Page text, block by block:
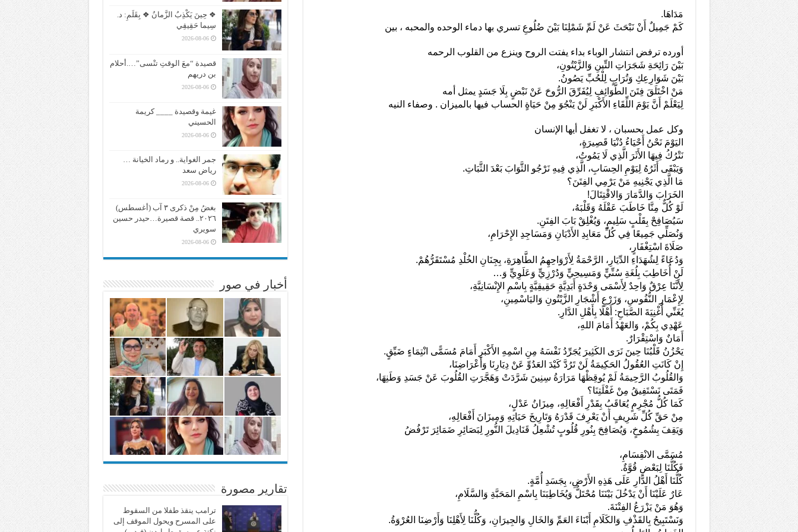
مَدَاهَا.
كَمْ جَمِيلٌ أَنْ نَبْحَثَ عَنْ لَمِّ شَمْلِنَا بَيْنَ ضُلُوعِ تسري بها دماء الوحده والمحبه ، بين
أورده ترفض انتشار الوباء بداء يفتت الروح وينزع من القلوب الرحمه
بَيْنَ رَائِحَةِ شَجَرَاتِ التِّينِ وَالزَّيْتُونِ،
بَيْنَ شَوَارِعِكِ وَتُرَابٍ لِلْحُبِّ يَصُونُ.
مَنْ اخْتَلَقَ فِتَنَ الطَّوَائِفِ لِيُفَرِّقَ الرُّوحَ عَنْ نَبْضٍ بِلَا جَسَدٍ يمثل أمه
لِيَعْلَمْ أَنَّ يَوْمَ اللِّقَاءِ الأَكْبَرِ لَنْ يَنْجُوَ مِنْ حَيَاةٍ الحساب فيها بالميزان . وصفاء النيه
وكل عمل بحسبان ، لا تغفل أيها الإنسان
اليَوْمَ نَحْنُ أَحْيَاءُ دُنْيَا قَصِيرَةٍ،
نَتْرُكُ فِيهَا الأَثَرَ الَّذِي لَا يَمُوتُ،
وَيَبْقَى أَثَرُهُ لِيَوْمِ الحِسَابِ، الَّذِي فِيهِ نَرْجُو الثَّوَابَ بَعْدَ الثَّبَاتِ.
مَا الَّذِي يَجْنِيهِ مَنْ يَرْمِي الفِتَنَ؟
الخَرَابَ وَالدَّمَارَ وَالاقْتِتَالَ!
لَوْ كُلٌّ مِنَّا خَاطَبَ عَقْلَهُ وَقَلْبَهُ،
سَيُصَافِحْ بِقَلْبٍ سَلِيمٍ، وَيُغْلِقْ بَابَ الفِتَنِ.
وَنُصَلِّي جَمِيعًا فِي كُلِّ مَعَابِدِ الأَدْيَانِ وَمَسَاجِدِ الإِحْرَامِ،
صَلَاةَ اسْتِغْفَارٍ،
وَدُعَاءً لِشُهَدَاءِ الدِّيَارِ، الرَّحْمَةُ لِأَرْوَاحِهِمُ الطَّاهِرَةِ، بِجِنَانِ الخُلْدِ مُسْتَقَرُّهُمْ.
لَنْ أُخَاطِبَ بِلُغَةِ سُنِّيٍّ وَمَسِيحِيٍّ وَدُرْزِيٍّ وَعَلَوِيٍّ وَ…
لِأَنَّنَا عِرْقٌ وَاحِدٌ لِأَسْمَى وَحْدَةٍ أَبَدِيَّةٍ حَقِيقِيَّةٍ بِاسْمِ الإِنْسَانِيَّةِ،
لِإِعْمَارِ النُّفُوسِ، وَزَرْعِ أَشْجَارِ الزَّيْتُونِ وَاليَاسْمِينِ،
يُغَنِّي أُغْنِيَةَ الصَّبَاحِ: أَهْلًا بِأَهْلِ الدَّارِ.
عَهْدِي بِكُمْ، وَالعَهْدُ أَمَامَ اللهِ،
أَمَانٌ وَاسْتِقْرَارٌ.
يَحْزُنُ قَلْبُنَا حِينَ نَرَى الكَثِيرَ يُجَرِّدُ نَفْسَهُ مِنِ اسْمِهِ الأَكْبَرِ أَمَامَ مُسَمًّى انْتِمَاءٍ ضَيِّقٍ.
إِنْ كَانَتِ العُقُولُ الحَكِيمَةُ لَنْ تَرُدَّ كَيْدَ العَدُوِّ عَنْ دِيَارِنَا وَأَعْرَاضِنَا،
وَالقُلُوبُ الرَّحِيمَةُ لَمْ يُوقِظْهَا مَرَارَةُ سِنِينَ شَرَّدَتْ وَهَجَّرَتِ القُلُوبَ عَنْ جَسَدِ وَطَنِهَا،
فَمَتَى نَسْتَفِيقُ مِنْ غَفْلَتِنَا؟
كَمَا كُلُّ مُجْرِمٍ يُعَاقَبُ بِقَدْرِ أَفْعَالِهِ، مِيزَانُ عَدْلٍ،
مِنْ حَقِّ كُلِّ شَرِيفٍ أَنْ يَعْرِفَ قَدْرَهُ وَتَارِيخَ حَيَاتِهِ وَمِيزَانَ أَفْعَالِهِ،
وَيَقِفَ بِشُمُوخٍ، وَيُصَافِحَ بِنُورِ قُلُوبٍ تُشْعِلُ قَنَادِيلَ النُّورِ لِبَصَائِرِ ضَمَائِرَ تَرْفُضُ
مُسَمَّى الانْقِسَامِ،
فَكُلُّنَا لِبَعْضٍ قُوَّةٌ.
كُلُّنَا أَهْلُ الدَّارِ عَلَى هَذِهِ الأَرْضِ، بِجَسَدِ أُمَّةٍ.
عَارٌ عَلَيْنَا أَنْ يَدْخُلَ بَيْنَنَا مُحْتَلٌّ وَيُخَاطِبَنَا بِاسْمِ المَحَبَّةِ وَالسَّلَامِ،
وَهُوَ مَنْ يَزْرَعُ الفِتْنَةَ.
وَنَسْتَبِيحُ بِالقَذْفِ وَالكَلَامِ أَبْنَاءَ العَمِّ وَالخَالِ وَالجِيرَانِ، وَكُلُّنَا لِأَهْلِنَا وَأَرْضِنَا العُرْوَةُ.
❖ حِينَ يَكْذِبُ الزَّمانُ ❖ بِقَلَمِ: د.
سِيما حَقِيقِي
2026-08-06
قصيدة “معَ الوقتِ تنْسى”….أحلام
بن دريهم
2026-08-06
غيمة وقصيدة ____ كريمة
الحسيني
2026-08-06
جمر الغواية.. و رماد الخيانة …
رياض سعد
2026-08-06
بغضُ مِنْ ذكرى ٣ آب (أغسطس)
٢٠٢٦.. قصة قصيرة…حيدر حسين
سويري
2026-08-06
أخبار في صور
تقارير مصورة
ترامب ينقذ طفلا من السقوط
على المسرح ويحول الموقف إلى